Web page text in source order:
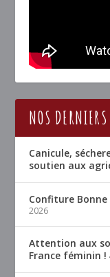
NOS
Canicule,
soutien aux
Confiture
2026
Attention aux
France féminin !